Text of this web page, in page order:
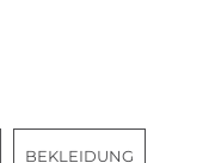
BEKLEIDUNG